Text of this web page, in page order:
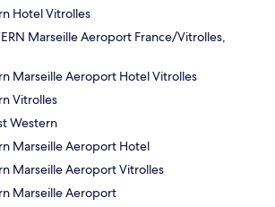
Hotel Vitrolles
Marseille Aeroport France/Vitrolles,
Marseille Aeroport Hotel Vitrolles
Vitrolles
Western
Marseille Aeroport Hotel
Marseille Aeroport Vitrolles
Marseille Aeroport